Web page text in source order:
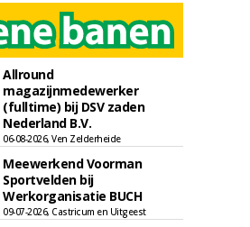
Allround
magazijnmedewerker
(fulltime) bij DSV zaden
Nederland B.V.
06-08-2026, Ven Zelderheide
Meewerkend Voorman
Sportvelden bij
Werkorganisatie BUCH
09-07-2026, Castricum en Uitgeest